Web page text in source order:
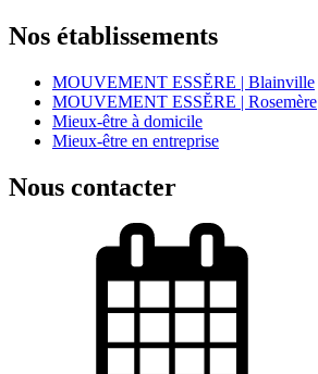
Nos établissements
MOUVEMENT ESSĔRE | Blainville
MOUVEMENT ESSĔRE | Rosemère
Mieux-être à domicile
Mieux-être en entreprise
Nous contacter